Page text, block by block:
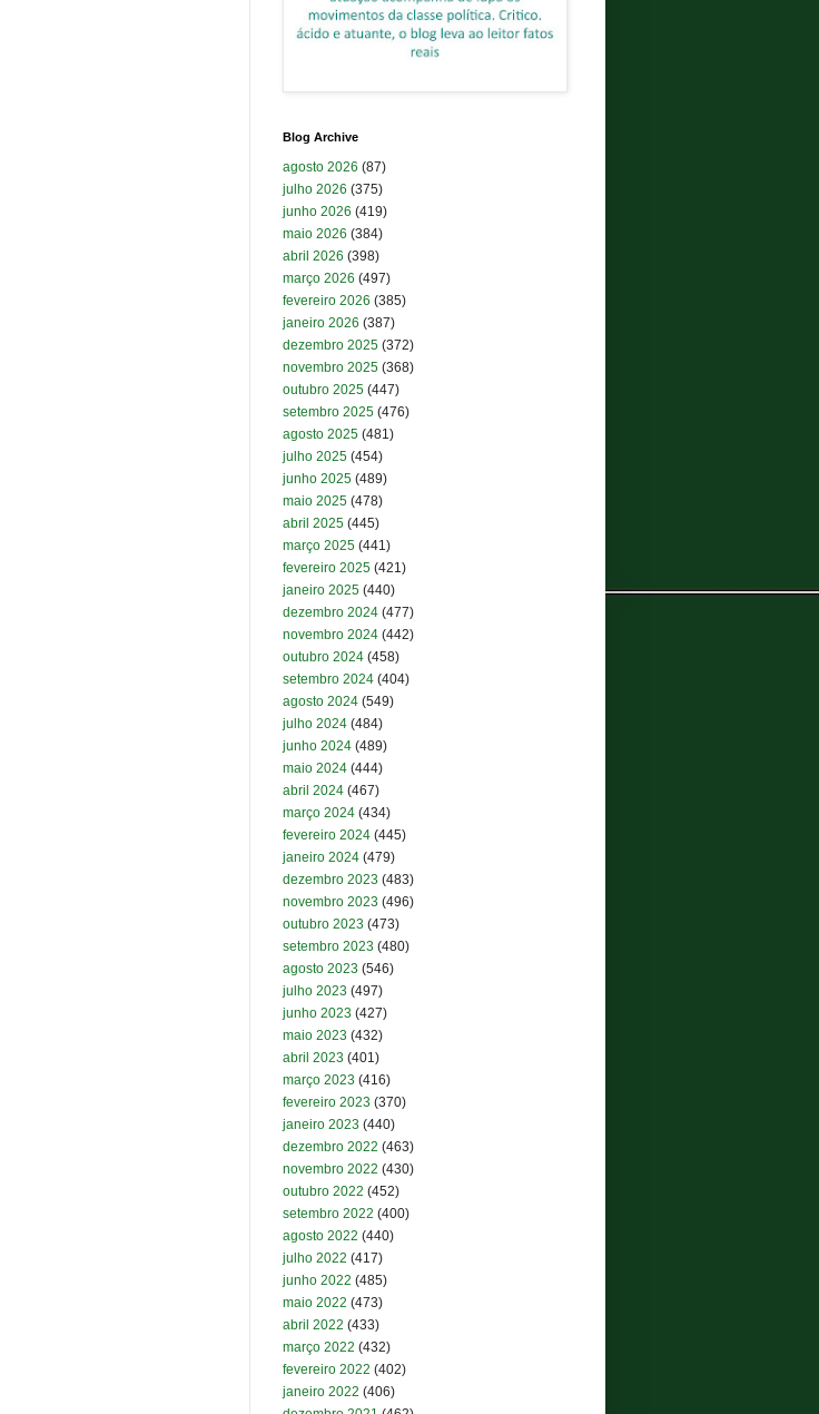
Blog Archive
agosto 2026 (87)
julho 2026 (375)
junho 2026 (419)
maio 2026 (384)
abril 2026 (398)
março 2026 (497)
fevereiro 2026 (385)
janeiro 2026 (387)
dezembro 2025 (372)
novembro 2025 (368)
outubro 2025 (447)
setembro 2025 (476)
agosto 2025 (481)
julho 2025 (454)
junho 2025 (489)
maio 2025 (478)
abril 2025 (445)
março 2025 (441)
fevereiro 2025 (421)
janeiro 2025 (440)
dezembro 2024 (477)
novembro 2024 (442)
outubro 2024 (458)
setembro 2024 (404)
agosto 2024 (549)
julho 2024 (484)
junho 2024 (489)
maio 2024 (444)
abril 2024 (467)
março 2024 (434)
fevereiro 2024 (445)
janeiro 2024 (479)
dezembro 2023 (483)
novembro 2023 (496)
outubro 2023 (473)
setembro 2023 (480)
agosto 2023 (546)
julho 2023 (497)
junho 2023 (427)
maio 2023 (432)
abril 2023 (401)
março 2023 (416)
fevereiro 2023 (370)
janeiro 2023 (440)
dezembro 2022 (463)
novembro 2022 (430)
outubro 2022 (452)
setembro 2022 (400)
agosto 2022 (440)
julho 2022 (417)
junho 2022 (485)
maio 2022 (473)
abril 2022 (433)
março 2022 (432)
fevereiro 2022 (402)
janeiro 2022 (406)